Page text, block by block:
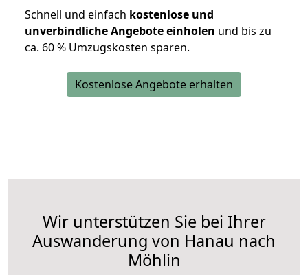
Schnell und einfach kostenlose und
unverbindliche Angebote einholen und bis zu
ca. 60 % Umzugskosten sparen.
Kostenlose Angebote erhalten
Wir unterstützen Sie bei Ihrer
Auswanderung von Hanau nach
Möhlin